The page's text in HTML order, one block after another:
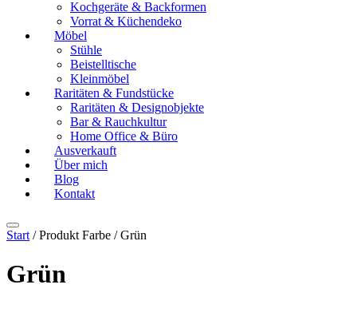
Kochgeräte & Backformen
Vorrat & Küchendeko
Möbel
Stühle
Beistelltische
Kleinmöbel
Raritäten & Fundstücke
Raritäten & Designobjekte
Bar & Rauchkultur
Home Office & Büro
Ausverkauft
Über mich
Blog
Kontakt
Start / Produkt Farbe / Grün
Grün